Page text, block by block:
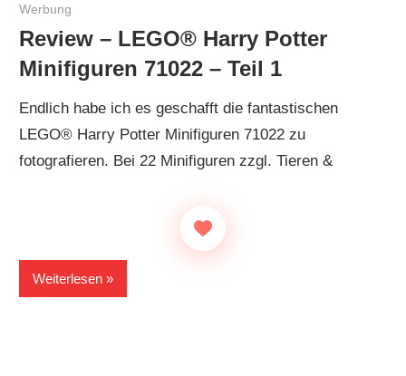
Werbung
Review – LEGO® Harry Potter
Minifiguren 71022 – Teil 1
Endlich habe ich es geschafft die fantastischen
LEGO® Harry Potter Minifiguren 71022 zu
fotografieren. Bei 22 Minifiguren zzgl. Tieren &
Weiterlesen